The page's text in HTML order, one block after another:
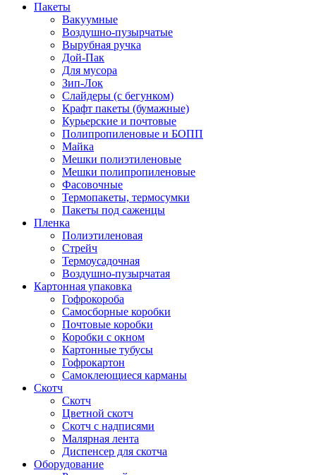
Пакеты
Вакуумные
Воздушно-пузырчатые
Вырубная ручка
Дой-Пак
Для мусора
Зип-Лок
Слайдеры (с бегунком)
Крафт пакеты (бумажные)
Курьерские и почтовые
Полипропиленовые и БОПП
Майка
Мешки полиэтиленовые
Мешки полипропиленовые
Фасовочные
Термопакеты, термосумки
Пакеты под саженцы
Пленка
Полиэтиленовая
Стрейч
Термоусадочная
Воздушно-пузырчатая
Картонная упаковка
Гофрокороба
Самосборные коробки
Почтовые коробки
Коробки с окном
Картонные тубусы
Гофрокартон
Самоклеющиеся карманы
Скотч
Скотч
Цветной скотч
Скотч с надписями
Малярная лента
Диспенсер для скотча
Оборудование